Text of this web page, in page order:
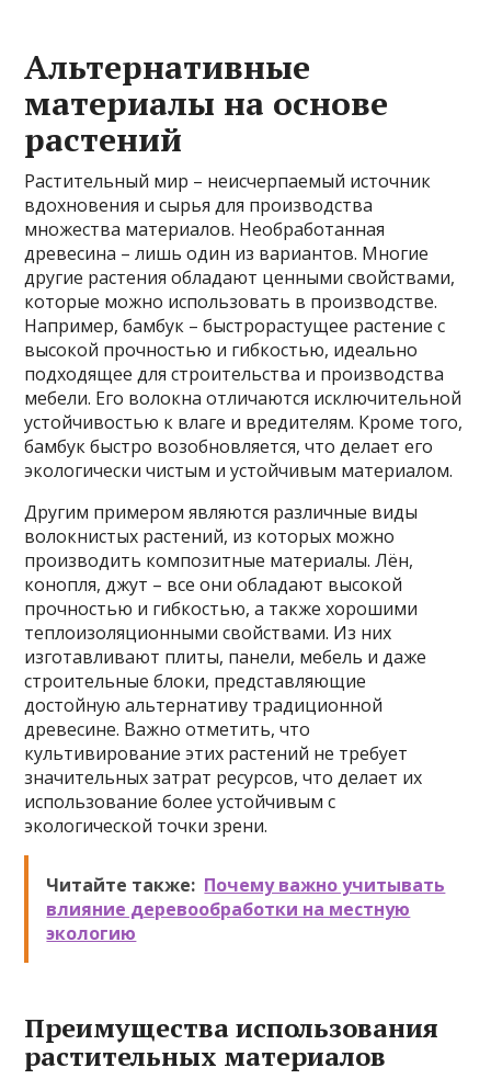
Альтернативные
материалы на основе
растений
Растительный мир – неисчерпаемый источник
вдохновения и сырья для производства
множества материалов. Необработанная
древесина – лишь один из вариантов. Многие
другие растения обладают ценными свойствами,
которые можно использовать в производстве.
Например, бамбук – быстрорастущее растение с
высокой прочностью и гибкостью, идеально
подходящее для строительства и производства
мебели. Его волокна отличаются исключительной
устойчивостью к влаге и вредителям. Кроме того,
бамбук быстро возобновляется, что делает его
экологически чистым и устойчивым материалом.
Другим примером являются различные виды
волокнистых растений, из которых можно
производить композитные материалы. Лён,
конопля, джут – все они обладают высокой
прочностью и гибкостью, а также хорошими
теплоизоляционными свойствами. Из них
изготавливают плиты, панели, мебель и даже
строительные блоки, представляющие
достойную альтернативу традиционной
древесине. Важно отметить, что
культивирование этих растений не требует
значительных затрат ресурсов, что делает их
использование более устойчивым с
экологической точки зрени.
Читайте также: Почему важно учитывать
влияние деревообработки на местную
экологию
Преимущества использования
растительных материалов